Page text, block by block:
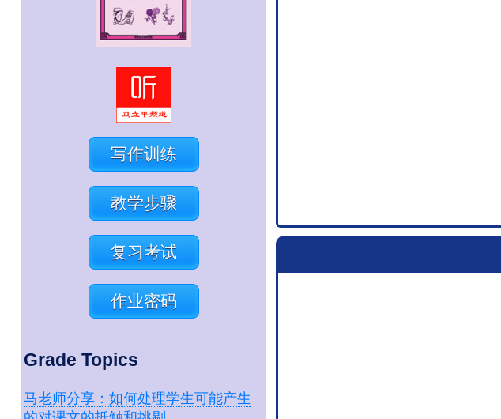
写作训练
教学步骤
复习考试
作业密码
Grade Topics
马老师分享：如何处理学生可能产生